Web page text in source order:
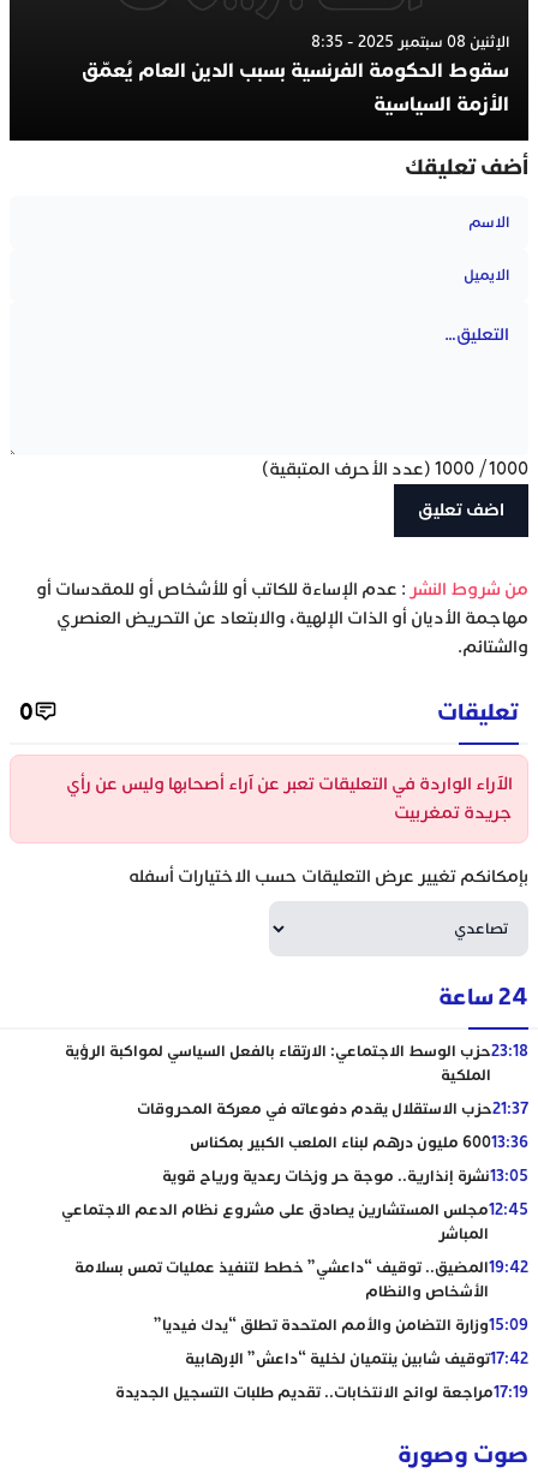
الإثنين 08 سبتمبر 2025 - 8:35
سقوط الحكومة الفرنسية بسبب الدين العام يُعمّق
الأزمة السياسية
أضف تعليقك
1000
/
1000 (عدد الأحرف المتبقية)
‫من شروط النشر : عدم الإساءة للكاتب أو للأشخاص أو للمقدسات أو
مهاجمة الأديان أو الذات الإلهية، والابتعاد عن التحريض العنصري
والشتائم.
تعليقات 0
الآراء الواردة في التعليقات تعبر عن آراء أصحابها وليس عن رأي
جريدة تمغربيت
بإمكانكم تغيير عرض التعليقات حسب الاختيارات أسفله
24 ساعة
23:18حزب الوسط الاجتماعي: الارتقاء بالفعل السياسي لمواكبة الرؤية
الملكية
21:37حزب الاستقلال يقدم دفوعاته في معركة المحروقات
13:36600 مليون درهم لبناء الملعب الكبير بمكناس
13:05نشرة إنذارية.. موجة حر وزخات رعدية ورياح قوية
12:45مجلس المستشارين يصادق على مشروع نظام الدعم الاجتماعي
المباشر
19:42المضيق.. توقيف “داعشي” خطط لتنفيذ عمليات تمس بسلامة
الأشخاص والنظام
15:09وزارة التضامن والأمم المتحدة تطلق “يدك فيديا”
17:42توقيف شابين ينتميان لخلية “داعش” الإرهابية
17:19مراجعة لوائح الانتخابات.. تقديم طلبات التسجيل الجديدة
صوت وصورة